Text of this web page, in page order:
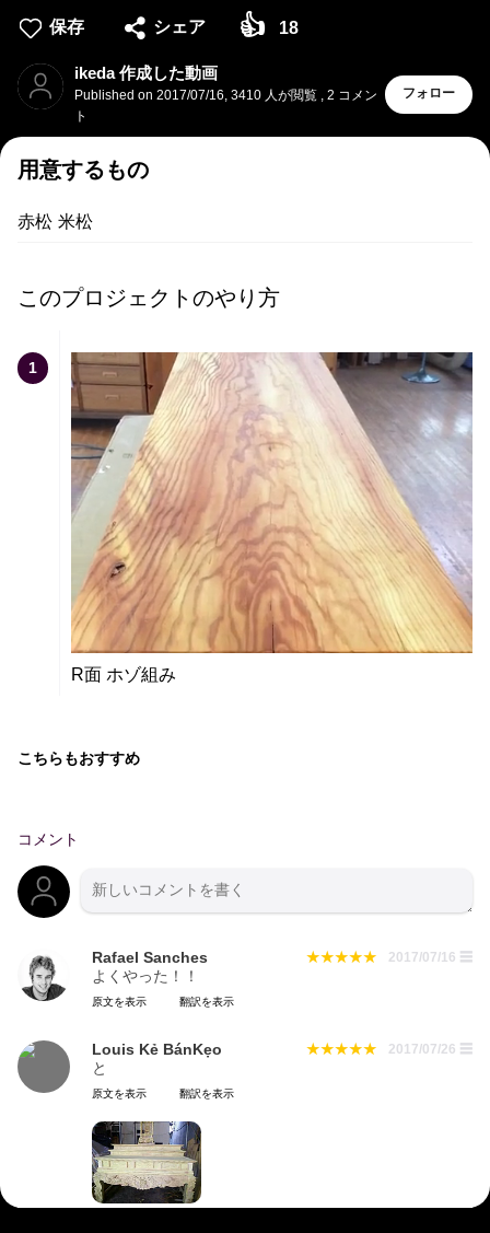
保存 シェア 👍 18
ikeda 作成した動画
Published on 2017/07/16, 3410 人が閲覧 , 2 コメン
ト
フォロー
用意するもの
赤松 米松
このプロジェクトのやり方
1
R面 ホゾ組み
こちらもおすすめ
コメント
Rafael Sanches 2017/07/16 ☰
よくやった！！
原文を表示 翻訳を表示
Louis Kẻ BánKẹo 2017/07/26 ☰
と
原文を表示 翻訳を表示